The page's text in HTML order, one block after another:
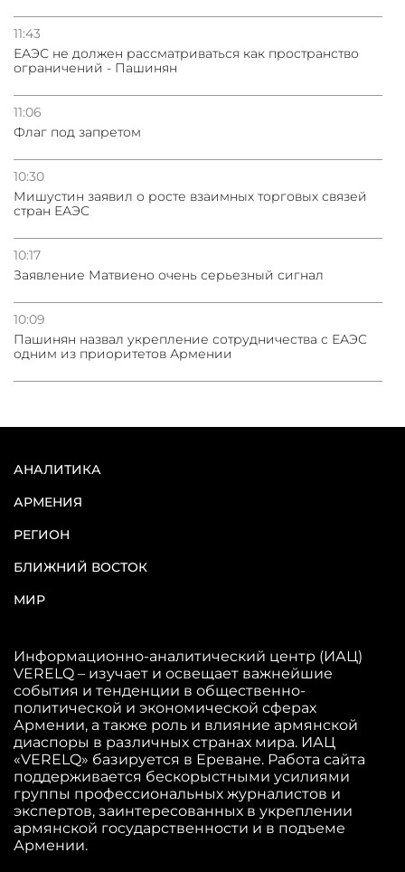
11:43
ЕАЭС не должен рассматриваться как пространство
ограничений - Пашинян
11:06
Флаг под запретом
10:30
Мишустин заявил о росте взаимных торговых связей
стран ЕАЭС
10:17
Заявление Матвиено очень серьезный сигнал
10:09
Пашинян назвал укрепление сотрудничества с ЕАЭС
одним из приоритетов Армении
АНАЛИТИКА
АРМЕНИЯ
РЕГИОН
БЛИЖНИЙ ВОСТОК
МИР
Информационно-аналитический центр (ИАЦ)
VERELQ – изучает и освещает важнейшие
события и тенденции в общественно-
политической и экономической сферах
Армении, а также роль и влияние армянской
диаспоры в различных странах мира. ИАЦ
«VERELQ» базируется в Ереване. Работа сайта
поддерживается бескорыстными усилиями
группы профессиональных журналистов и
экспертов, заинтересованных в укреплении
армянской государственности и в подъеме
Армении.